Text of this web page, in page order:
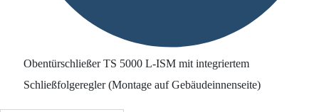
Obentürschließer TS 5000 L-ISM mit integriertem
Schließfolgeregler (Montage auf Gebäudeinnenseite)